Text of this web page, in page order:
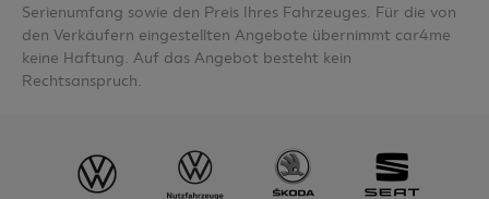
Serienumfang sowie den Preis Ihres Fahrzeuges. Für die von
den Verkäufern eingestellten Angebote übernimmt car4me
keine Haftung. Auf das Angebot besteht kein
Rechtsanspruch.